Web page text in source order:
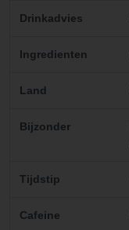
Drinkadvies
Ingredienten
Land
Bijzonder
Tijdstip
Cafeine